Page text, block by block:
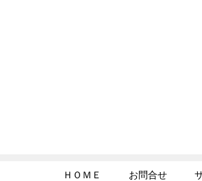
ＨＯＭＥ お問合せ